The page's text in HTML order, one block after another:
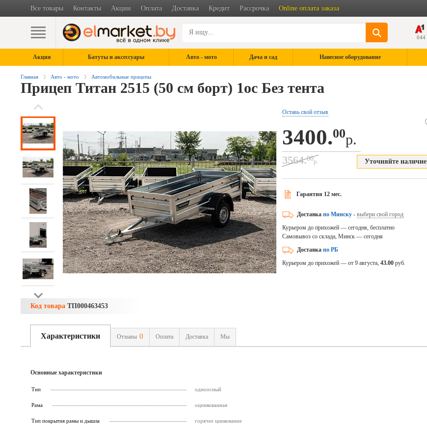
Все товары Контакты Акции Оплата Доставка Кредит Рассрочка Online оплата заказа
044
Акция Батуты и аксессуары Авто - мото Дача и сад Навесное оборудование
Главная Авто - мото Автомобильные прицепы
Прицеп Титан 2515 (50 см борт) 1ос Без тента
Оставь свой отзыв
3400.00р.
3564.00р. Уточняйте наличие
Гарантия 12 мес.
Доставка по Минску- выбери свой город
Курьером до прихожей — сегодня, бесплатно
Самовывоз со склада, Минск — сегодня
Доставка по РБ
Курьером до прихожей — от 9 августа, 43.00 руб.
Код товара ТП000463453
Характеристики Отзывы 0 Оплата Доставка Мы
Основные характеристики
Тип одноосный
Рама оцинкованная
Тип покрытия рамы и дышла горячее цинкование